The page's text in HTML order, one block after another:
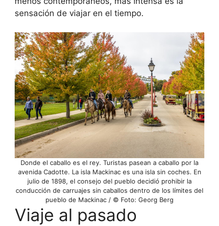
sensación de viajar en el tiempo.
Donde el caballo es el rey. Turistas pasean a caballo por la
avenida Cadotte. La isla Mackinac es una isla sin coches. En
julio de 1898, el consejo del pueblo decidió prohibir la
conducción de carruajes sin caballos dentro de los límites del
pueblo de Mackinac / © Foto: Georg Berg
Viaje al pasado